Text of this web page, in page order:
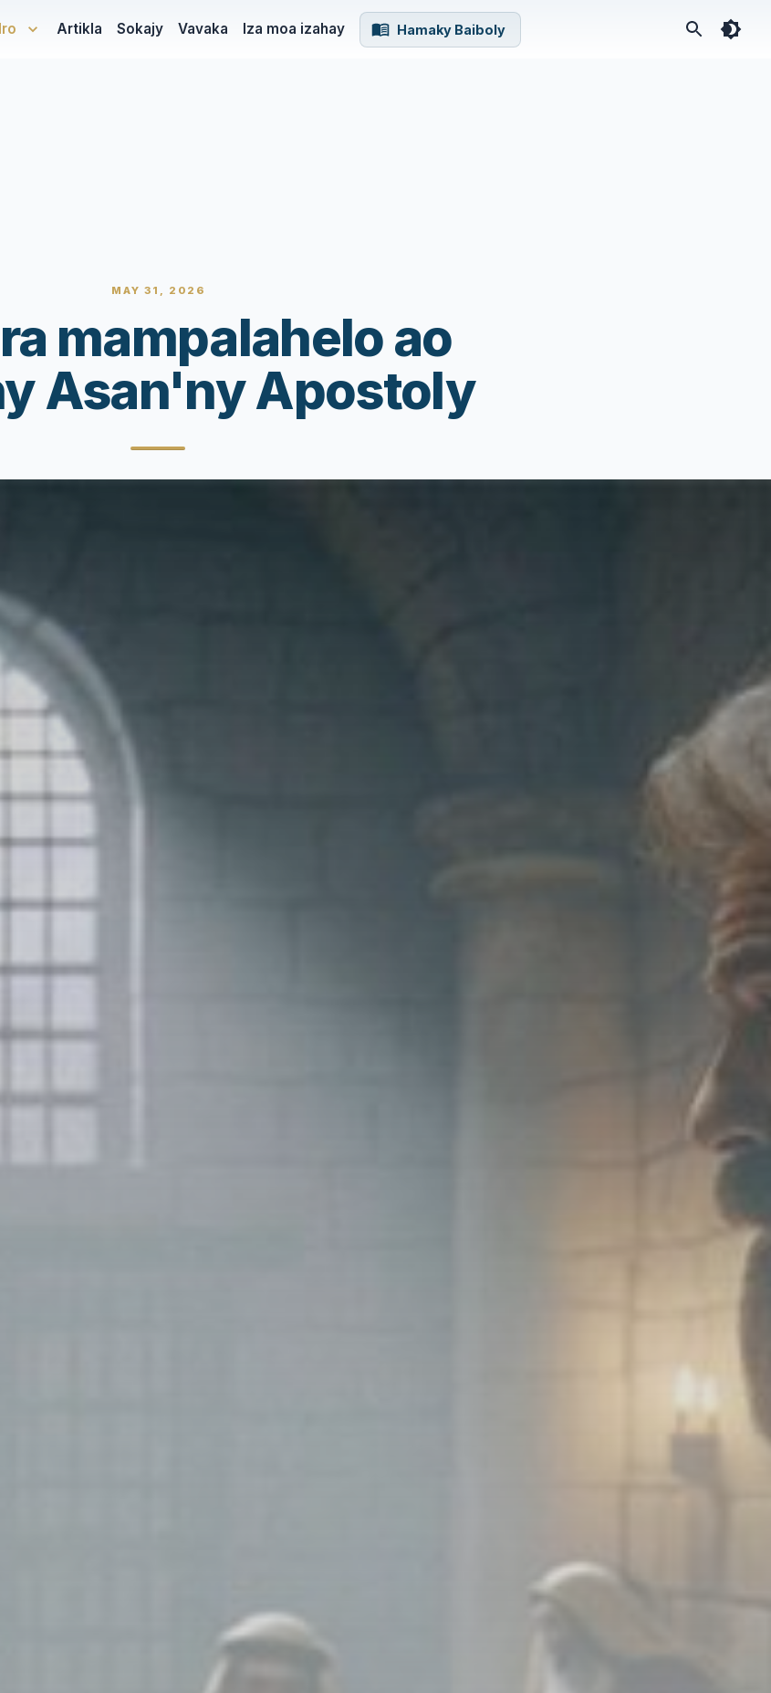
Artikla Sokajy Vavaka Iza moa izahay Hamaky Baiboly
MAY 31, 2026
mampalahelo ao
Asan'ny Apostoly